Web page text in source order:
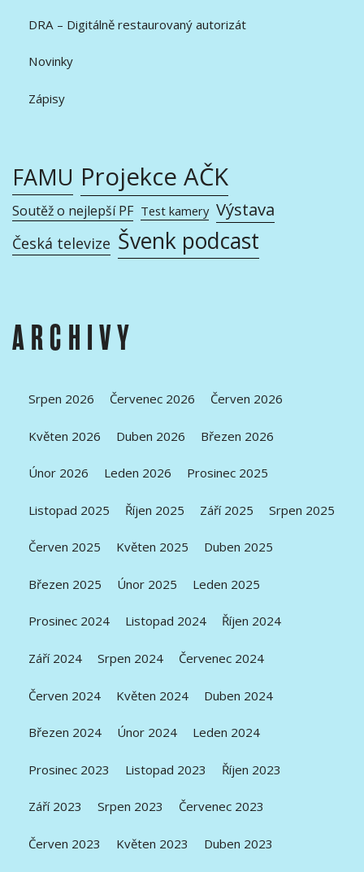
DRA – Digitálně restaurovaný autorizát
Novinky
Zápisy
FAMU Projekce AČK
Soutěž o nejlepší PF Test kamery Výstava
Česká televize Švenk podcast
ARCHIVY
Srpen 2026 Červenec 2026 Červen 2026
Květen 2026 Duben 2026 Březen 2026
Únor 2026 Leden 2026 Prosinec 2025
Listopad 2025 Říjen 2025 Září 2025 Srpen 2025
Červen 2025 Květen 2025 Duben 2025
Březen 2025 Únor 2025 Leden 2025
Prosinec 2024 Listopad 2024 Říjen 2024
Září 2024 Srpen 2024 Červenec 2024
Červen 2024 Květen 2024 Duben 2024
Březen 2024 Únor 2024 Leden 2024
Prosinec 2023 Listopad 2023 Říjen 2023
Září 2023 Srpen 2023 Červenec 2023
Červen 2023 Květen 2023 Duben 2023